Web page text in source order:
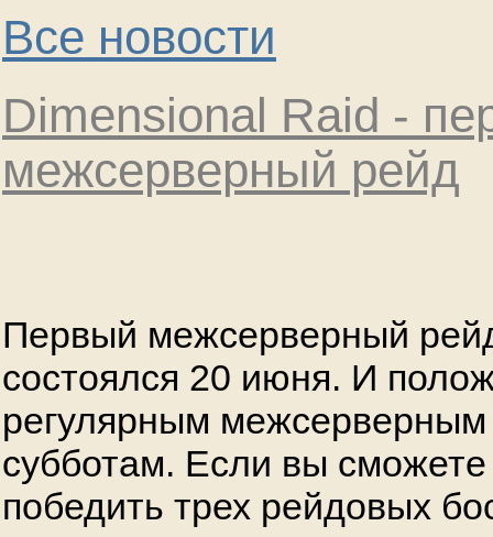
Все новости
Dimensional Raid -
межсерверный рейд
Первый межсерверный
состоялся 20 июня. И
регулярным
субботам. Если вы
победить трех рейдовых